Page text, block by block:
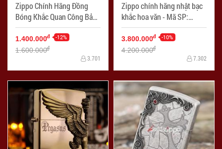
Zippo Chính Hãng Đồng
Bóng Khắc Quan Công Bản
armor - Mã SP: ZPC1140-
169
1.400.000đ -12%
1.600.000đ
3.701
Zippo chính hãng nhật bạc
khắc hoa văn - Mã SP:
ZPC1936
3.800.000đ -10%
4.200.000đ
7.302